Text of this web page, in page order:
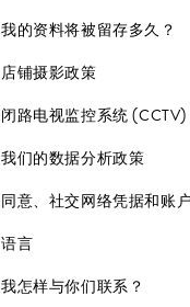
我的资料将被留存多久？
店铺摄影政策
闭路电视监控系统
我们的数据分析政策
同意、社交网络凭据和账
语言
我怎样与你们联系？